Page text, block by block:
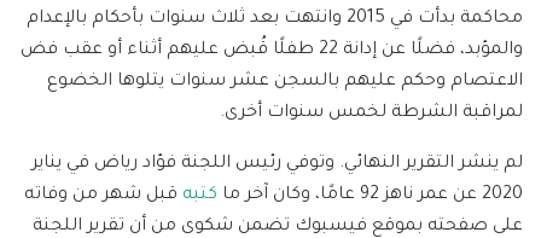
محاكمة بدأت في 2015 وانتهت بعد ثلاث سنوات بأحكام بالإعدام
والمؤبد، فضلًا عن إدانة 22 طفلًا قُبض عليهم أثناء أو عقب فض
الاعتصام وحكم عليهم بالسجن عشر سنوات يتلوها الخضوع
لمراقبة الشرطة لخمس سنوات أخرى.
لم ينشر التقرير النهائي. وتوفي رئيس اللجنة فؤاد رياض في يناير
2020 عن عمر ناهز 92 عامًا، وكان آخر ما
كتبه قبل شهر من وفاته
على صفحته بموقع فيسبوك تضمن شكوى من أن تقرير اللجنة